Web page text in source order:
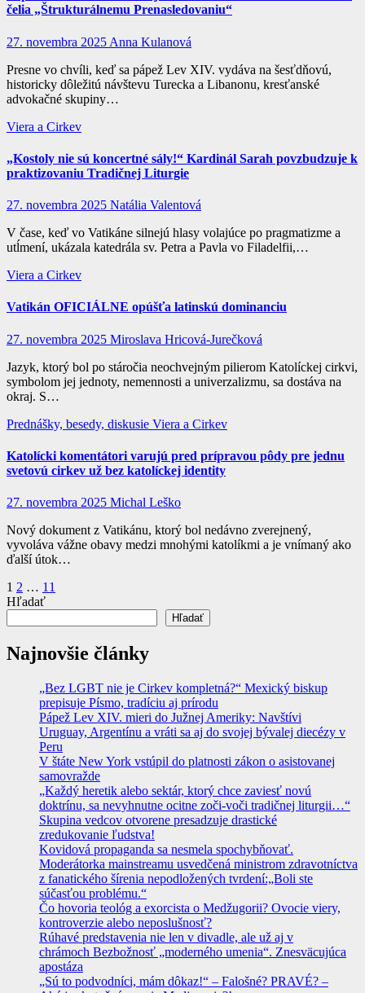
čelia „Štrukturálnemu Prenasledovaniu“
27. novembra 2025 Anna Kulanová
Presne vo chvíli, keď sa pápež Lev XIV. vydáva na šesťdňovú,
historicky dôležitú návštevu Turecka a Libanonu, kresťanské
advokačné skupiny…
Viera a Cirkev
„Kostoly nie sú koncertné sály!“ Kardinál Sarah povzbudzuje k
praktizovaniu Tradičnej Liturgie
27. novembra 2025 Natália Valentová
V čase, keď vo Vatikáne silnejú hlasy volajúce po pragmatizme a
utĺmení, ukázala katedrála sv. Petra a Pavla vo Filadelfii,…
Viera a Cirkev
Vatikán OFICIÁLNE opúšťa latinskú dominanciu
27. novembra 2025 Miroslava Hricová-Jurečková
Jazyk, ktorý bol po stáročia neochvejným pilierom Katolíckej cirkvi,
symbolom jej jednoty, nemennosti a univerzalizmu, sa dostáva na
okraj. S…
Prednášky, besedy, diskusie Viera a Cirkev
Katolícki komentátori varujú pred prípravou pôdy pre jednu
svetovú cirkev už bez katolíckej identity
27. novembra 2025 Michal Leško
Nový dokument z Vatikánu, ktorý bol nedávno zverejnený,
vyvoláva vážne obavy medzi mnohými katolíkmi a je vnímaný ako
ďalší útok…
Stránkovanie
príspevkov
1 2 … 11
Hľadať
Hľadať
Najnovšie články
„Bez LGBT nie je Cirkev kompletná?“ Mexický biskup
prepisuje Písmo, tradíciu aj prírodu
Pápež Lev XIV. mieri do Južnej Ameriky: Navštívi
Uruguay, Argentínu a vráti sa aj do svojej bývalej diecézy v
Peru
V štáte New York vstúpil do platnosti zákon o asistovanej
samovražde
„Každý heretik alebo sektár, ktorý chce zaviesť novú
doktrínu, sa nevyhnutne ocitne zoči-voči tradičnej liturgii…“
Skupina vedcov otvorene presadzuje drastické
zredukovanie ľudstva!
Kovidová propaganda sa nesmela spochybňovať.
Moderátorka mainstreamu usvedčená ministrom zdravotníctva
z fanatického šírenia nepodložených tvrdení:„Boli ste
súčasťou problému.“
Čo hovoria teológ a exorcista o Medžugorii? Ovocie viery,
kontroverzie alebo neposlušnosť?
Rúhavé predstavenia nie len v divadle, ale už aj v
chrámoch Bezbožnosť „moderného umenia“. Znesväcujúca
apostáza
„Sú to podvodníci, mám dôkaz!“ – Falošné? PRAVÉ? –